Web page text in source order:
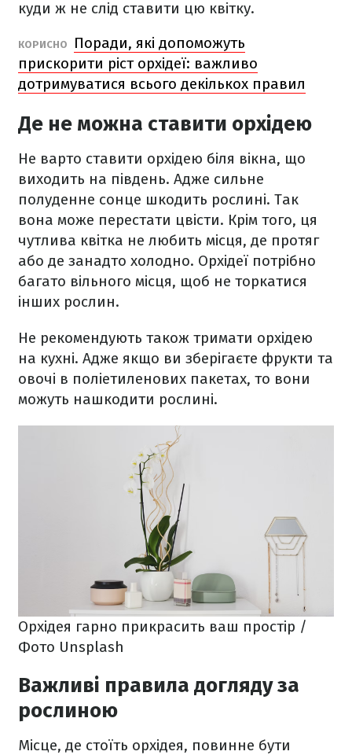
куди ж не слід ставити цю квітку.
КОРИСНО
Поради, які допоможуть
прискорити ріст орхідеї: важливо
дотримуватися всього декількох правил
Де не можна ставити орхідею
Не варто ставити орхідею біля вікна, що
виходить на південь. Адже сильне
полуденне сонце шкодить рослині. Так
вона може перестати цвісти. Крім того, ця
чутлива квітка не любить місця, де протяг
або де занадто холодно. Орхідеї потрібно
багато вільного місця, щоб не торкатися
інших рослин.
Не рекомендують також тримати орхідею
на кухні. Адже якщо ви зберігаєте фрукти та
овочі в поліетиленових пакетах, то вони
можуть нашкодити рослині.
Орхідея гарно прикрасить ваш простір /
Фото Unsplash
Важливі правила догляду за
рослиною
Місце, де стоїть орхідея, повинне бути